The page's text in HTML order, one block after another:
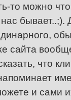
то можно
нас
сайта
что
и сами